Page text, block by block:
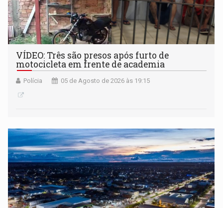
VÍDEO: Três são presos após furto de
motocicleta em frente de academia
Polícia 05 de Agosto de 2026 às 19:15